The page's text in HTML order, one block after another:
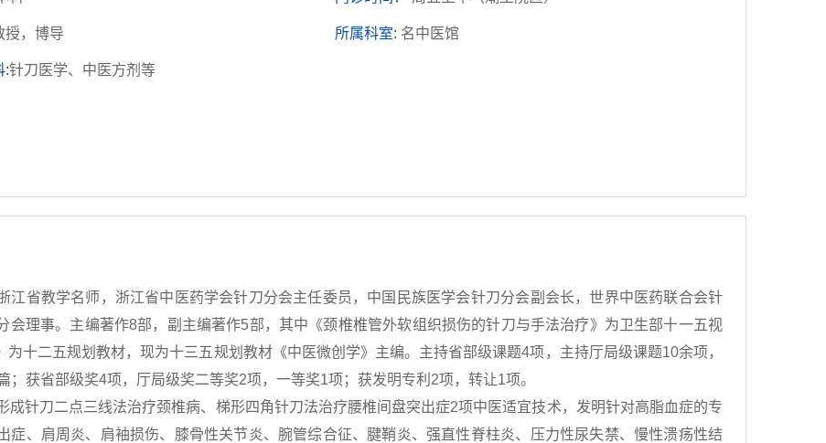
授，博导 所属科室: 名中医馆
:针刀医学、中医方剂等
江省教学名师，浙江省中医药学会针刀分会主任委员，中国民族医学会针刀分会副会长，世界中医药联合会针
会理事。主编著作8部，副主编著作5部，其中《颈椎椎管外软组织损伤的针刀与手法治疗》为卫生部十一五视
十二五规划教材，现为十三五规划教材《中医微创学》主编。主持省部级课题4项，主持厅局级课题10余项，
获省部级奖4项，厅局级奖二等奖2项，一等奖1项；获发明专利2项，转让1项。
成针刀二点三线法治疗颈椎病、梯形四角针刀法治疗腰椎间盘突出症2项中医适宜技术，发明针对高脂血症的专
症、肩周炎、肩袖损伤、膝骨性关节炎、腕管综合征、腱鞘炎、强直性脊柱炎、压力性尿失禁、慢性溃疡性结